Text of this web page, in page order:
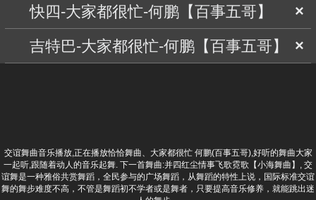
×
快四-大家都很忙-何鹏【百事五哥】
×
吉特巴-大家都很忙-何鹏【百事五哥】
交谊舞曲音乐播放,正在播放恰恰舞曲、大家都很忙 何鹏(百事五哥),好听的舞曲大家
一起听,跟随着动人的音乐起舞. 下一首舞曲:并四红尘情事飞歌霓歌【小海舞曲】 , 交
谊舞是一种雅俗共赏舞蹈，全民参与的广场舞蹈，从舞蹈的特性上说，国际标准交谊
舞的舞步难度不高，不管是舞蹈初不学者或是舞者，只要提高音乐修养，就能跳出迷